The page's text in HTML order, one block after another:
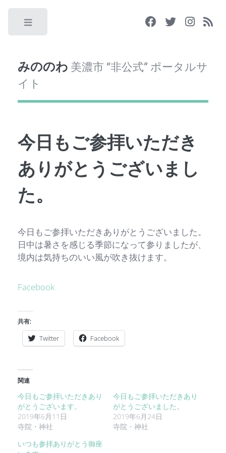
みののわ 美濃市 “非公式” ポータルサ
イト
今日もご参拝いただき
ありがとうございまし
た。
今日もご参拝いただきありがとうございました。
日中は暑さを感じる季節になって参りましたが、
境内は気持ちのいい風が吹き抜けます。
Facebook
共有:
Twitter Facebook
関連
今日もご参拝いただきあり
がとうございます。
2019年6月11日
寺院・神社
今日もご参拝いただきあり
がとうございました。
2019年6月24日
寺院・神社
いつも参拝ありがとう御座
Toggle